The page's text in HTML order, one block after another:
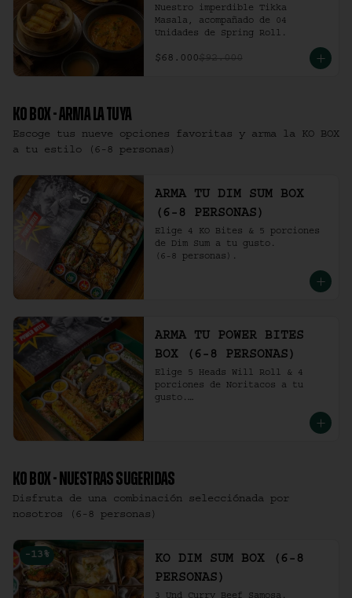
Nuestro imperdible Tikka
Masala, acompañado de 04
Unidades de Spring Roll.
$68.000$92.000
KO BOX - ARMA LA TUYA
Escoge tus nueve opciones favoritas y arma la KO BOX
a tu estilo (6-8 personas)
ARMA TU DIM SUM BOX
(6-8 PERSONAS)
Elige 4 KO Bites & 5 porciones
de Dim Sum a tu gusto.
(6-8 personas).
ARMA TU POWER BITES
BOX (6-8 PERSONAS)
Elige 5 Heads Will Roll & 4
porciones de Noritacos a tu
gusto.
KO BOX - NUESTRAS SUGERIDAS
Disfruta de una combinación selecciónada por
nosotros (6-8 personas)
-13 %
KO DIM SUM BOX (6-8
PERSONAS)